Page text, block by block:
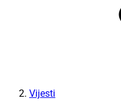
Vijesti